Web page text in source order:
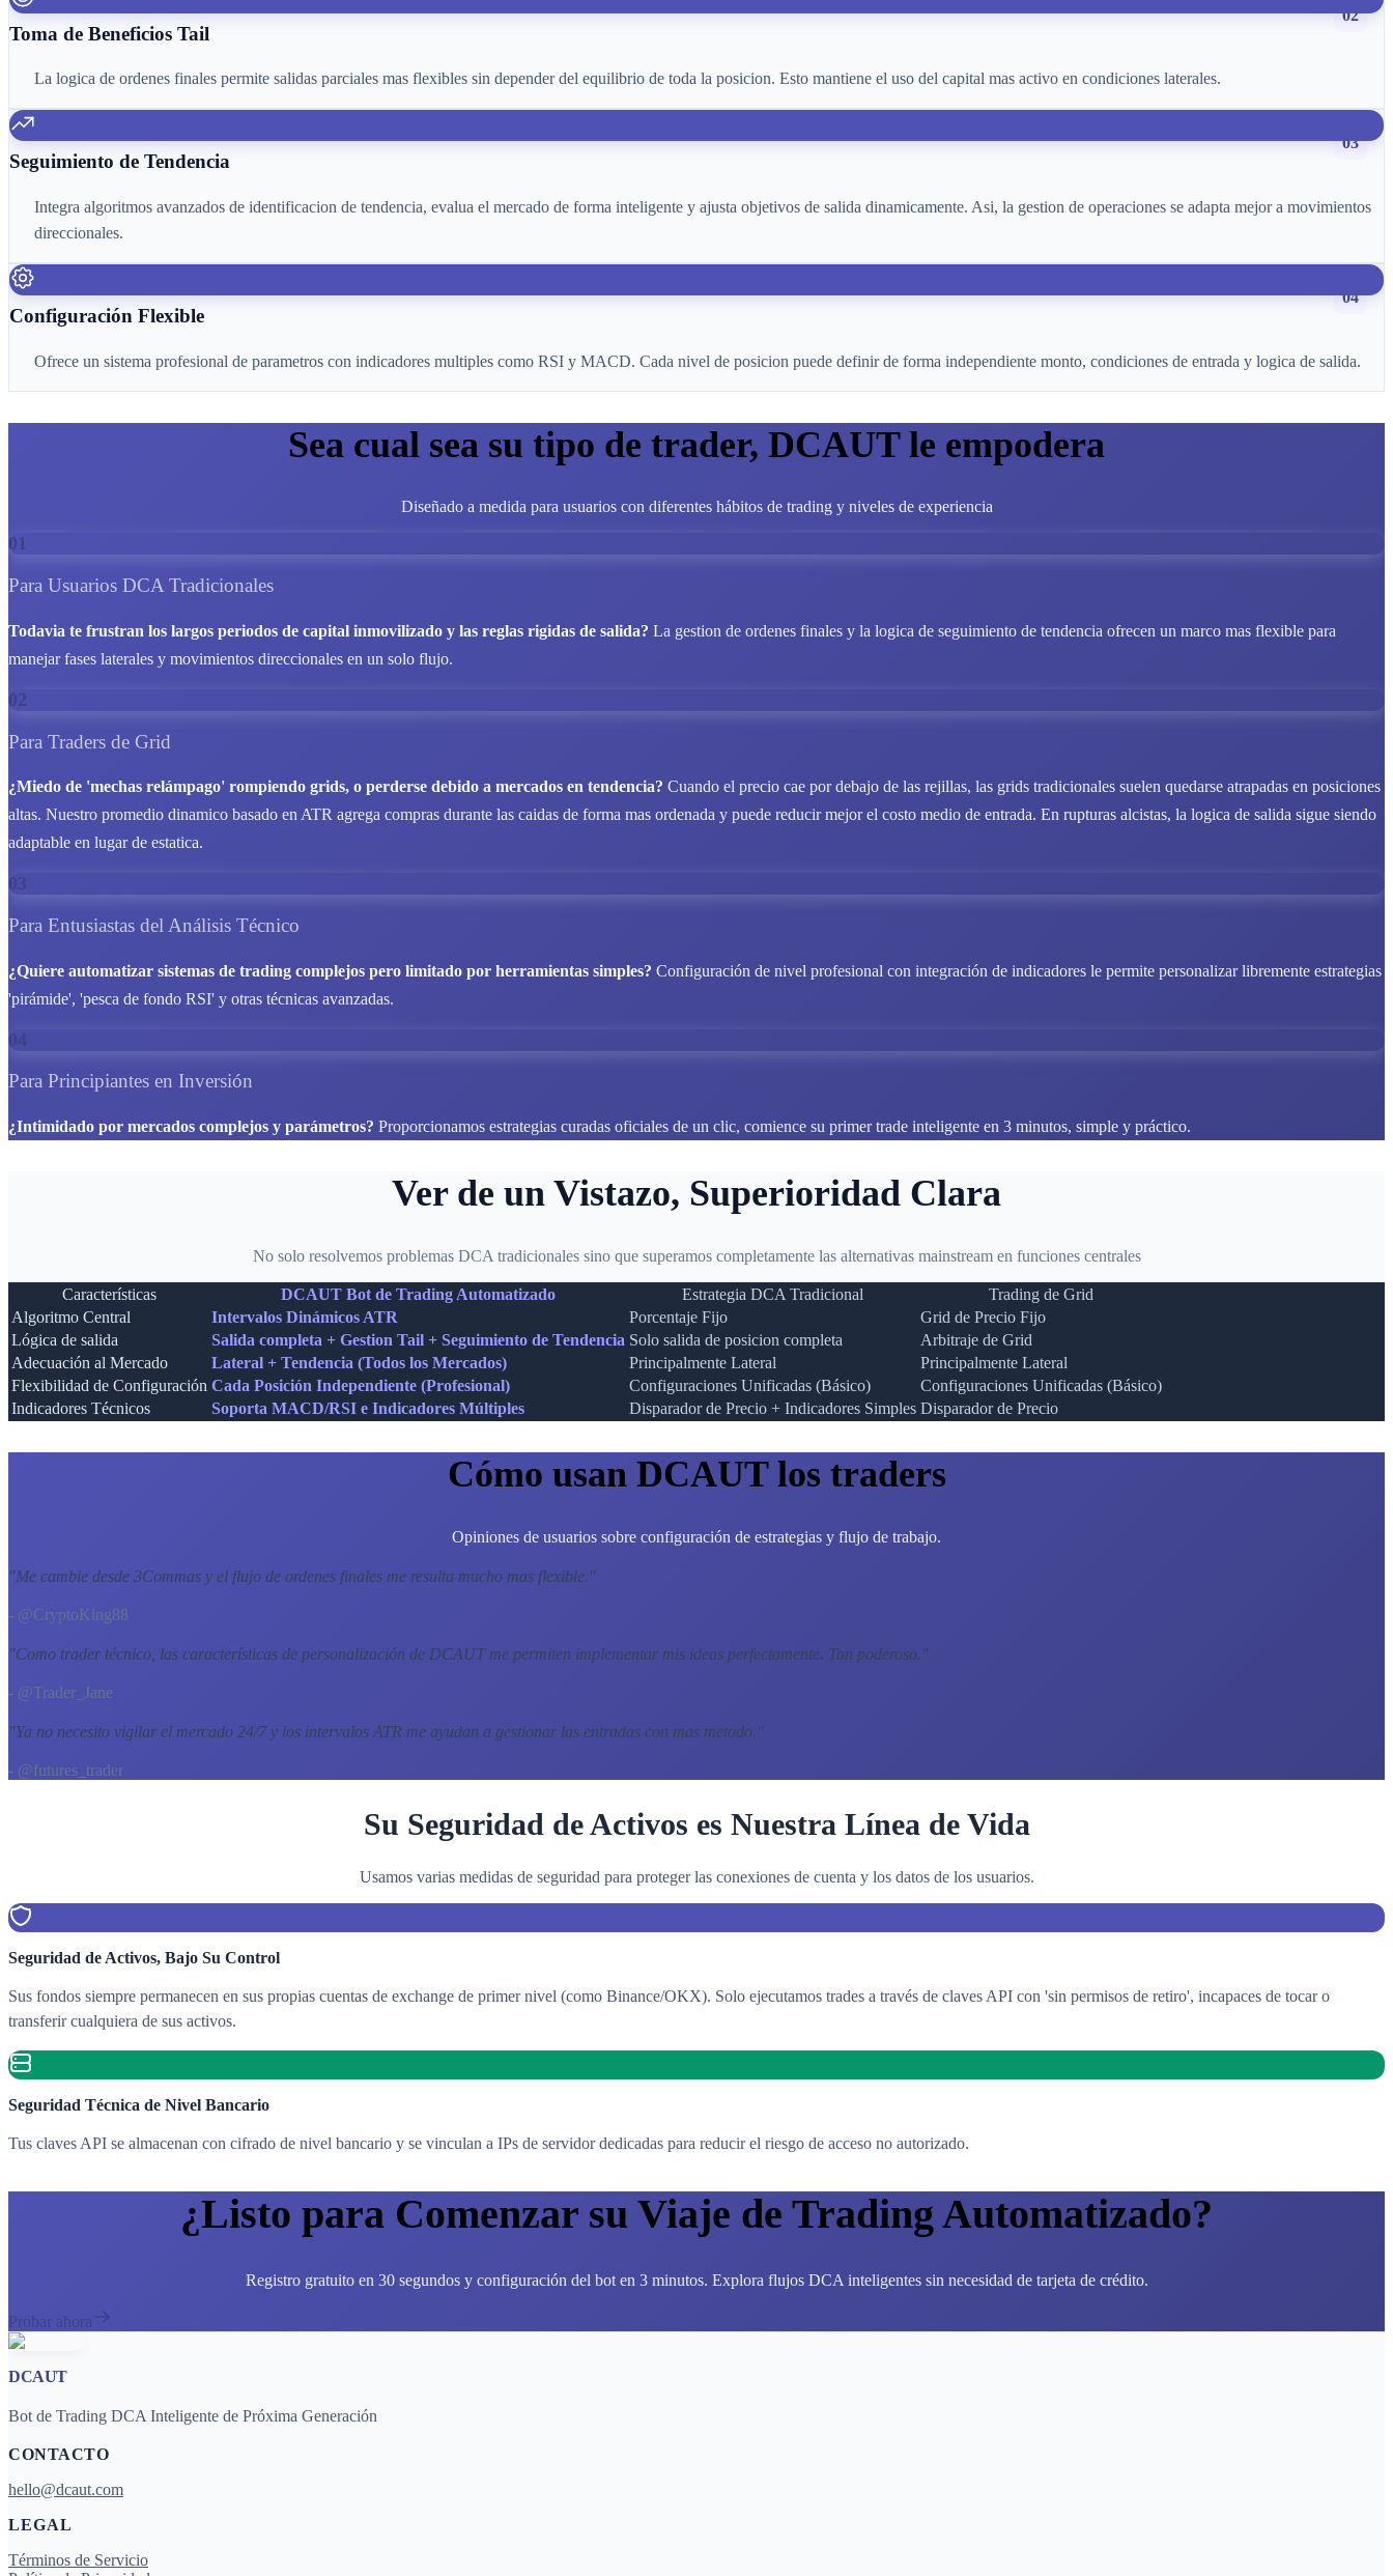
02
Toma de Beneficios Tail
La logica de ordenes finales permite salidas parciales mas flexibles sin depender del equilibrio de toda la posicion. Esto mantiene el uso del capital mas activo en condiciones laterales.
03
Seguimiento de Tendencia
Integra algoritmos avanzados de identificacion de tendencia, evalua el mercado de forma inteligente y ajusta objetivos de salida dinamicamente. Asi, la gestion de operaciones se adapta mejor a movimientos
direccionales.
04
Configuración Flexible
Ofrece un sistema profesional de parametros con indicadores multiples como RSI y MACD. Cada nivel de posicion puede definir de forma independiente monto, condiciones de entrada y logica de salida.
Sea cual sea su tipo de trader, DCAUT le empodera
Diseñado a medida para usuarios con diferentes hábitos de trading y niveles de experiencia
01
Para Usuarios DCA Tradicionales
Todavia te frustran los largos periodos de capital inmovilizado y las reglas rigidas de salida? La gestion de ordenes finales y la logica de seguimiento de tendencia ofrecen un marco mas flexible para
manejar fases laterales y movimientos direccionales en un solo flujo.
02
Para Traders de Grid
¿Miedo de 'mechas relámpago' rompiendo grids, o perderse debido a mercados en tendencia? Cuando el precio cae por debajo de las rejillas, las grids tradicionales suelen quedarse atrapadas en posiciones
altas. Nuestro promedio dinamico basado en ATR agrega compras durante las caidas de forma mas ordenada y puede reducir mejor el costo medio de entrada. En rupturas alcistas, la logica de salida sigue siendo
adaptable en lugar de estatica.
03
Para Entusiastas del Análisis Técnico
¿Quiere automatizar sistemas de trading complejos pero limitado por herramientas simples? Configuración de nivel profesional con integración de indicadores le permite personalizar libremente estrategias
'pirámide', 'pesca de fondo RSI' y otras técnicas avanzadas.
04
Para Principiantes en Inversión
¿Intimidado por mercados complejos y parámetros? Proporcionamos estrategias curadas oficiales de un clic, comience su primer trade inteligente en 3 minutos, simple y práctico.
Ver de un Vistazo, Superioridad Clara
No solo resolvemos problemas DCA tradicionales sino que superamos completamente las alternativas mainstream en funciones centrales
Características DCAUT Bot de Trading Automatizado Estrategia DCA Tradicional
Trading de Grid
Algoritmo Central
Intervalos Dinámicos ATR Porcentaje Fijo
Grid de Precio Fijo
Lógica de salida
Salida completa + Gestion Tail + Seguimiento de Tendencia Solo salida de posicion completa
Arbitraje de Grid
Adecuación al Mercado
Lateral + Tendencia (Todos los Mercados) Principalmente Lateral
Principalmente Lateral
Flexibilidad de Configuración Cada Posición Independiente (Profesional) Configuraciones Unificadas (Básico)
Configuraciones Unificadas (Básico)
Indicadores Técnicos
Soporta MACD/RSI e Indicadores Múltiples Disparador de Precio + Indicadores Simples Disparador de Precio
Cómo usan DCAUT los traders
Opiniones de usuarios sobre configuración de estrategias y flujo de trabajo.
"Me cambie desde 3Commas y el flujo de ordenes finales me resulta mucho mas flexible."
- @CryptoKing88
"Como trader técnico, las características de personalización de DCAUT me permiten implementar mis ideas perfectamente. Tan poderoso. "
- @Trader_Jane
"Ya no necesito vigilar el mercado 24/7 y los intervalos ATR me ayudan a gestionar las entradas con mas metodo."
- @futures_trader
Su Seguridad de Activos es Nuestra Línea de Vida
Usamos varias medidas de seguridad para proteger las conexiones de cuenta y los datos de los usuarios.
Seguridad de Activos, Bajo Su Control
Sus fondos siempre permanecen en sus propias cuentas de exchange de primer nivel (como Binance/OKX). Solo ejecutamos trades a través de claves API con 'sin permisos de retiro', incapaces de tocar o
transferir cualquiera de sus activos.
Seguridad Técnica de Nivel Bancario
Tus claves API se almacenan con cifrado de nivel bancario y se vinculan a IPs de servidor dedicadas para reducir el riesgo de acceso no autorizado.
¿Listo para Comenzar su Viaje de Trading Automatizado?
Registro gratuito en 30 segundos y configuración del bot en 3 minutos. Explora flujos DCA inteligentes sin necesidad de tarjeta de crédito.
Probar ahora
DCAUT
Bot de Trading DCA Inteligente de Próxima Generación
CONTACTO
hello@dcaut.com
LEGAL
Términos de Servicio